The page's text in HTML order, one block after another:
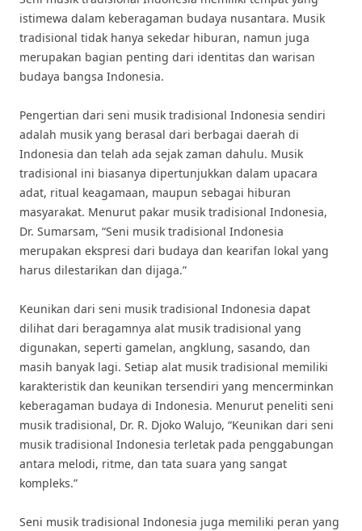
istimewa dalam keberagaman budaya nusantara. Musik
tradisional tidak hanya sekedar hiburan, namun juga
merupakan bagian penting dari identitas dan warisan
budaya bangsa Indonesia.
Pengertian dari seni musik tradisional Indonesia sendiri
adalah musik yang berasal dari berbagai daerah di
Indonesia dan telah ada sejak zaman dahulu. Musik
tradisional ini biasanya dipertunjukkan dalam upacara
adat, ritual keagamaan, maupun sebagai hiburan
masyarakat. Menurut pakar musik tradisional Indonesia,
Dr. Sumarsam, “Seni musik tradisional Indonesia
merupakan ekspresi dari budaya dan kearifan lokal yang
harus dilestarikan dan dijaga.”
Keunikan dari seni musik tradisional Indonesia dapat
dilihat dari beragamnya alat musik tradisional yang
digunakan, seperti gamelan, angklung, sasando, dan
masih banyak lagi. Setiap alat musik tradisional memiliki
karakteristik dan keunikan tersendiri yang mencerminkan
keberagaman budaya di Indonesia. Menurut peneliti seni
musik tradisional, Dr. R. Djoko Walujo, “Keunikan dari seni
musik tradisional Indonesia terletak pada penggabungan
antara melodi, ritme, dan tata suara yang sangat
kompleks.”
Seni musik tradisional Indonesia juga memiliki peran yang